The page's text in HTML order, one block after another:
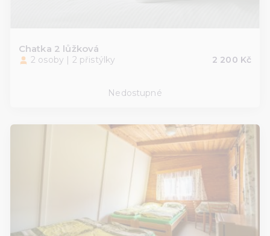
Chatka 2 lůžková
2 osoby | 2 přistýlky 2 200 Kč
Nedostupné